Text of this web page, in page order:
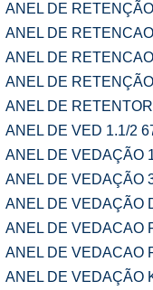
ANEL DE
ANEL DE
ANEL DE
ANEL DE
ANEL DE
ANEL DE VED 1.1/2
ANEL DE VEDAÇÃO
ANEL DE VEDAÇÃO
ANEL DE VEDAÇÃO
ANEL DE VEDACAO
ANEL DE VEDACAO
ANEL DE VEDAÇÃO